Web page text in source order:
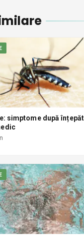
simptome după